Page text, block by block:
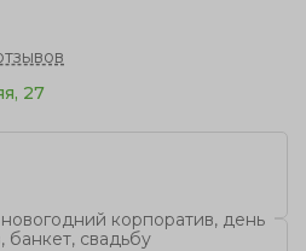
27
корпоратив, день
банкет, свадьбу